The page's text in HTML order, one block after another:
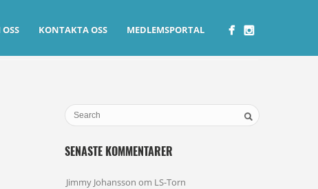
KONTAKTA OSS MEDLEMSPORTAL
SENASTE KOMMENTARER
Jimmy Johansson om LS-Torn